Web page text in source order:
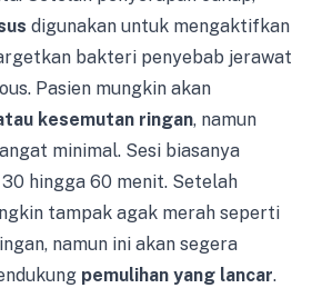
digunakan untuk mengaktifkan
bakteri penyebab jerawat
Pasien mungkin akan
kesemutan ringan, namun
minimal. Sesi biasanya
hingga 60 menit. Setelah
tampak agak merah seperti
namun ini akan segera
pemulihan yang lancar.